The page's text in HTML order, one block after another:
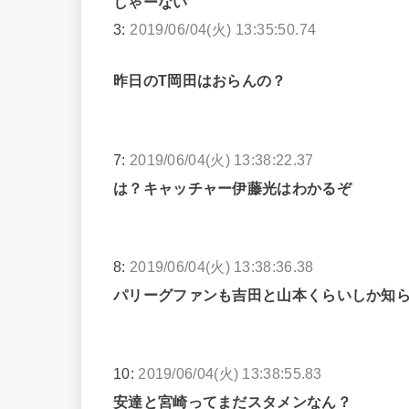
3: 2019/06/04(火) 13:35:50.74
昨日のT岡田はおらんの？
7: 2019/06/04(火) 13:38:22.37
は？キャッチャー伊藤光はわかるぞ
8: 2019/06/04(火) 13:38:36.38
パリーグファンも吉田と山本くらいしか知
10: 2019/06/04(火) 13:38:55.83
安達と宮崎ってまだスタメンなん？